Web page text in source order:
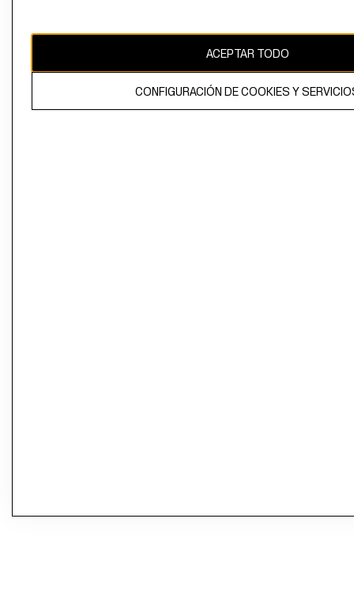
ACEPTAR TODO
CONFIGURACIÓN DE COOKIES Y